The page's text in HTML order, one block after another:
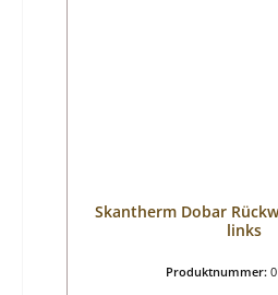
Skantherm Dobar
links
Produktnummer: